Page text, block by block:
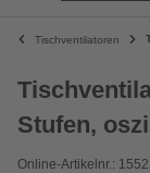
Tischventilatoren
Stufen,
Online-Artikelnr.: